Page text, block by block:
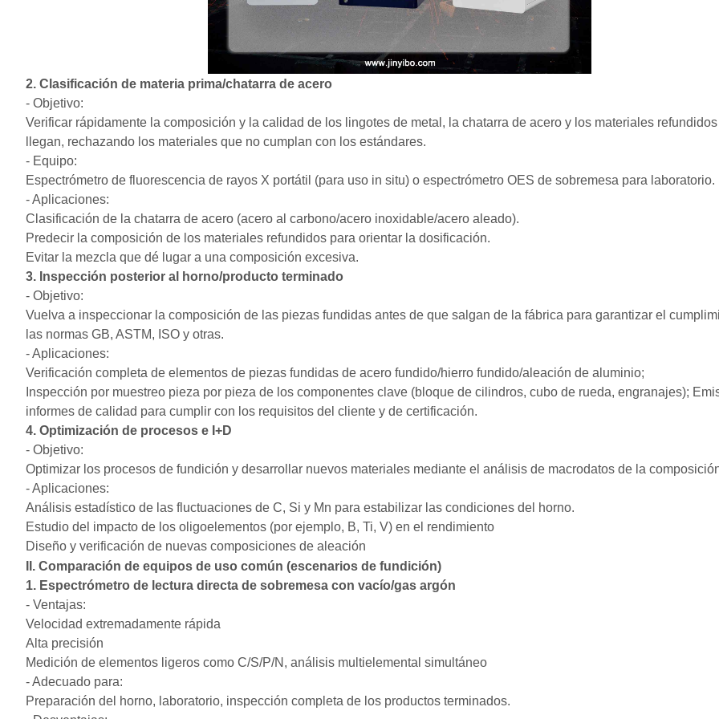
2. Clasificación de materia prima/chatarra de acero
- Objetivo:
Verificar rápidamente la composición y la calidad de los lingotes de metal, la chatarra de acero y los materiales
llegan, rechazando los materiales que no cumplan con los estándares.
- Equipo:
Espectrómetro de fluorescencia de rayos X portátil (para uso in situ) o espectrómetro OES de sobremesa para laboratorio.
- Aplicaciones:
Clasificación de la chatarra de acero (acero al carbono/acero inoxidable/acero aleado).
Predecir la composición de los materiales refundidos para orientar la dosificación.
Evitar la mezcla que dé lugar a una composición excesiva.
3. Inspección posterior al horno/producto terminado
- Objetivo:
Vuelva a inspeccionar la composición de las piezas fundidas antes de que salgan de la fábrica para garantizar el
las normas GB, ASTM, ISO y otras.
- Aplicaciones:
Verificación completa de elementos de piezas fundidas de acero fundido/hierro fundido/aleación de aluminio;
Inspección por muestreo pieza por pieza de los componentes clave (bloque de cilindros, cubo de rueda, engranajes);
informes de calidad para cumplir con los requisitos del cliente y de certificación.
4. Optimización de procesos e I+D
- Objetivo:
Optimizar los procesos de fundición y desarrollar nuevos materiales mediante el análisis de macrodatos de la
- Aplicaciones:
Análisis estadístico de las fluctuaciones de C, Si y Mn para estabilizar las condiciones del horno.
Estudio del impacto de los oligoelementos (por ejemplo, B, Ti, V) en el rendimiento
Diseño y verificación de nuevas composiciones de aleación
II. Comparación de equipos de uso común (escenarios de fundición)
1. Espectrómetro de lectura directa de sobremesa con vacío/gas argón
- Ventajas:
Velocidad extremadamente rápida
Alta precisión
Medición de elementos ligeros como C/S/P/N, análisis multielemental simultáneo
- Adecuado para:
Preparación del horno, laboratorio, inspección completa de los productos terminados.